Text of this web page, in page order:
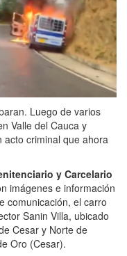
Luego de varios
Valle del Cauca y
criminal que ahora
y Carcelario
imágenes e información
comunicación, el carro
Sanin Villa, ubicado
Cesar y Norte de
Oro (Cesar).